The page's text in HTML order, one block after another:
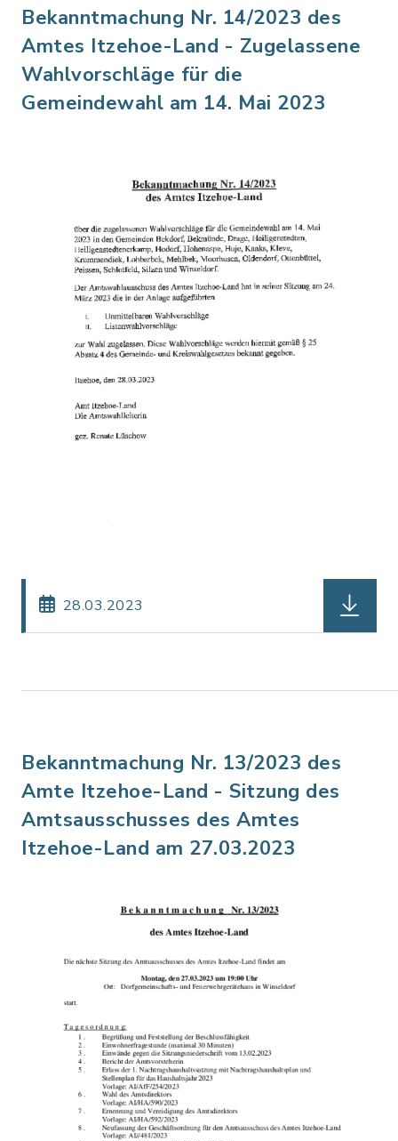
Bekanntmachung Nr. 14/2023 des
Amtes Itzehoe-Land - Zugelassene
Wahlvorschläge für die
Gemeindewahl am 14. Mai 2023
28.03.2023
Bekanntmachung Nr. 13/2023 des
Amte Itzehoe-Land - Sitzung des
Amtsausschusses des Amtes
Itzehoe-Land am 27.03.2023